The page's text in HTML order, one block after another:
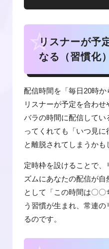
リスナーが予
なる（習慣化）
配信時間を「毎日20時か
リスナーが予定を合わ
バラの時間に配信して
ってくれても「いつ見に
と離脱されてしまうかも
定時枠を設けることで、
ズムにあなたの配信が
として「この時間は〇
う習慣が生まれ、常連
るのです。